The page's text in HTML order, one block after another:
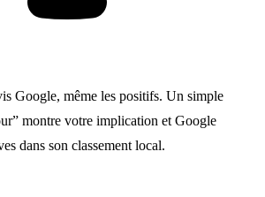
Google, même les positifs. Un simple
montre votre implication et Google
dans son classement local.